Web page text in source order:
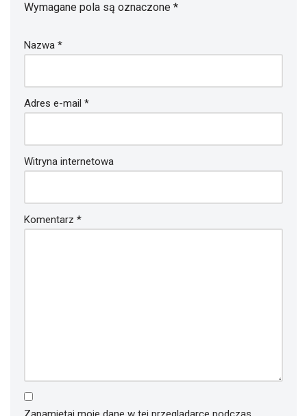
Wymagane pola są oznaczone *
Nazwa *
Adres e-mail *
Witryna internetowa
Komentarz *